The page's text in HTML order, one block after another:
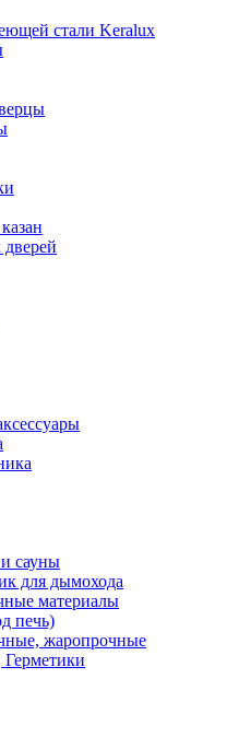
стали Keralux
сауны
для дымохода
материалы
печь)
жаропрочные